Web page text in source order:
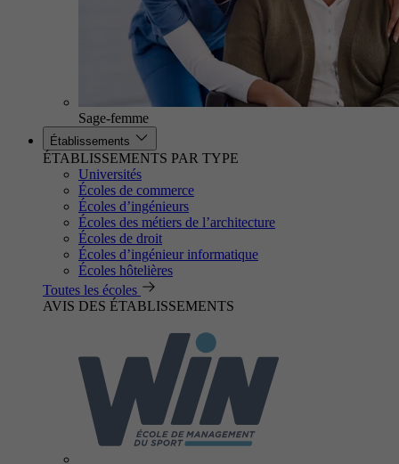
Sage-femme
Établissements
ÉTABLISSEMENTS PAR TYPE
Universités
Écoles de commerce
Écoles d’ingénieurs
Écoles des métiers de l’architecture
Écoles de droit
Écoles d’ingénieur informatique
Écoles hôtelières
Toutes les écoles
AVIS DES ÉTABLISSEMENTS